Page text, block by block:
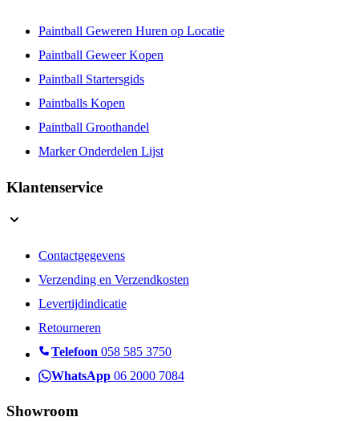
Paintball Geweren Huren op Locatie
Paintball Geweer Kopen
Paintball Startersgids
Paintballs Kopen
Paintball Groothandel
Marker Onderdelen Lijst
Klantenservice
Contactgegevens
Verzending en Verzendkosten
Levertijdindicatie
Retourneren
Telefoon 058 585 3750
WhatsApp 06 2000 7084
Showroom